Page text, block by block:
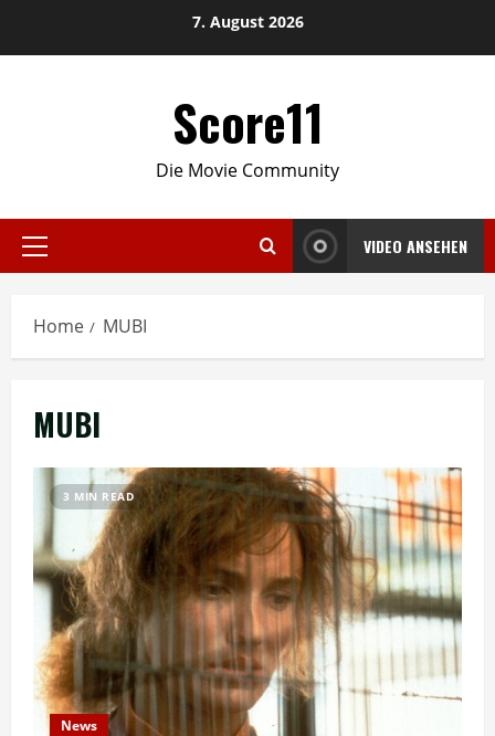
7. August 2026
Score11
Die Movie Community
Primary
VIDEO ANSEHEN
Home MUBI
MUBI
3 MIN READ
News